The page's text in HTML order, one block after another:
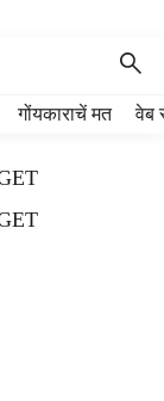
गोंयकाराचें मत वेब